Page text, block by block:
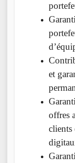
et
offres
clients